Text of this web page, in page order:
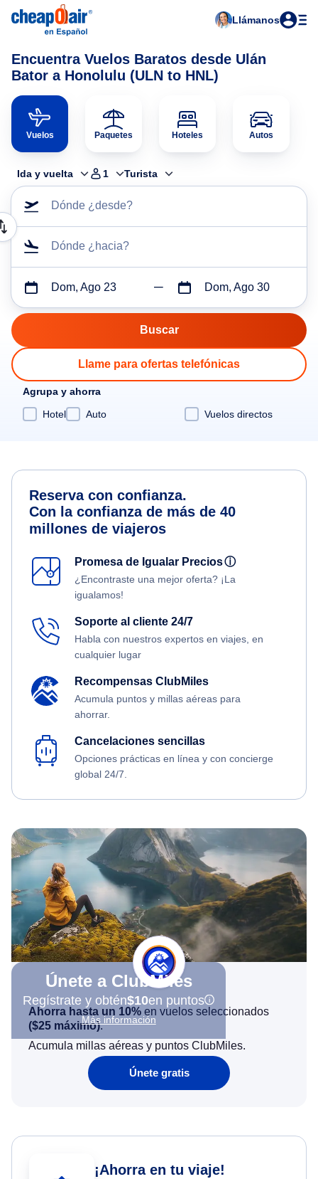
Llámanos
Encuentra Vuelos Baratos desde Ulán
Bator a Honolulu (ULN to HNL)
Vuelos Paquetes Hoteles Autos
Ida y vuelta 1 Turista
Dónde ¿desde?
Dónde ¿hacia?
Dom, Ago 23 Dom, Ago 30
Llame para ofertas telefónicas
Agrupa y ahorra
Hotel
Auto Vuelos directos
Reserva con confianza.
Con la confianza de más de 40
millones de viajeros
Promesa de Igualar Preciosⓘ
¿Encontraste una mejor oferta? ¡La
igualamos!
Soporte al cliente 24/7
Habla con nuestros expertos en viajes, en
cualquier lugar
Recompensas ClubMiles
Acumula puntos y millas aéreas para
ahorrar.
Cancelaciones sencillas
Opciones prácticas en línea y con concierge
global 24/7.
Únete a ClubMiles
Regístrate y obtén$10en puntos
Más información
Ahorra hasta un 10% en vuelos seleccionados
($25 máximo).
Acumula millas aéreas y puntos ClubMiles.
Únete gratis
¡Ahorra en tu viaje!